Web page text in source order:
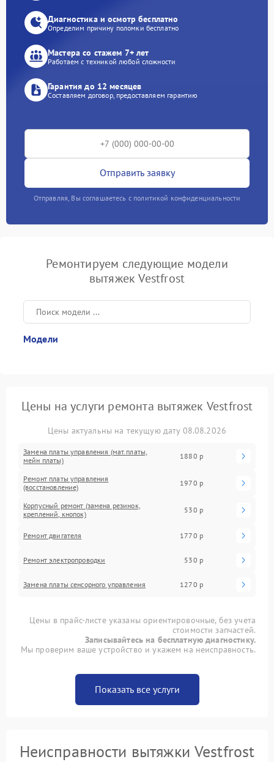
Диагностика и осмотр бесплатно
Определим причину поломки бесплатно
Мастера со стажем 7+ лет
Работаем с техникой любой сложности
Гарантия до 12 месяцев
Составляем договор, предоставляем гарантию
Отправить заявку
Отправляя, Вы соглашаетесь с политикой конфиденциальности
Ремонтируем следующие модели
вытяжек Vestfrost
Модели
Цены на услуги ремонта вытяжек Vestfrost
Цены актуальны на текущую дату 08.08.2026
Замена платы управления (мат.платы,
мейн платы)
1880 р
Ремонт платы управления
(восстановление)
1970 р
Корпусный ремонт (замена резинок,
креплений, кнопок)
530 р
Ремонт двигателя 1770 р
Ремонт электропроводки 530 р
Замена платы сенсорного управления 1270 р
Цены в прайс-листе указаны ориентировочные, без учета
стоимости запчастей.
Записывайтесь на бесплатную диагностику.
Мы проверим ваше устройство и укажем на неисправность.
Показать все услуги
Неисправности вытяжки Vestfrost